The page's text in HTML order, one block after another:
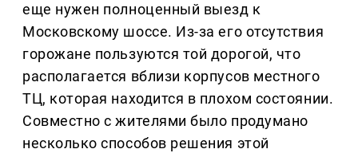
еще нужен полноценный выезд к
Московскому шоссе. Из-за его отсутствия
горожане пользуются той дорогой, что
располагается вблизи корпусов местного
ТЦ, которая находится в плохом состоянии.
Совместно с жителями было продумано
несколько способов решения этой